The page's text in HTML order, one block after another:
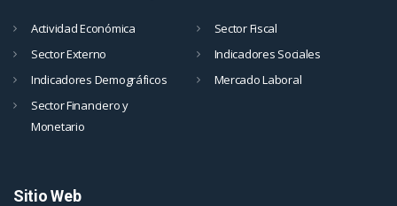
Actividad Económica
Sector Fiscal
Sector Externo
Indicadores Sociales
Indicadores Demográficos
Mercado Laboral
Sector Financiero y
Monetario
Sitio Web